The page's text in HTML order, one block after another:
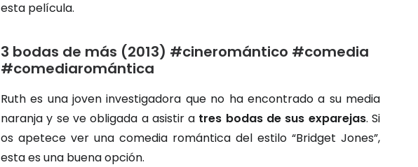
esta película.
3 bodas de más (2013) #cineromántico #comedia
#comediaromántica
Ruth es una joven investigadora que no ha encontrado a su media
naranja y se ve obligada a asistir a tres bodas de sus exparejas. Si
os apetece ver una comedia romántica del estilo “Bridget Jones”,
esta es una buena opción.